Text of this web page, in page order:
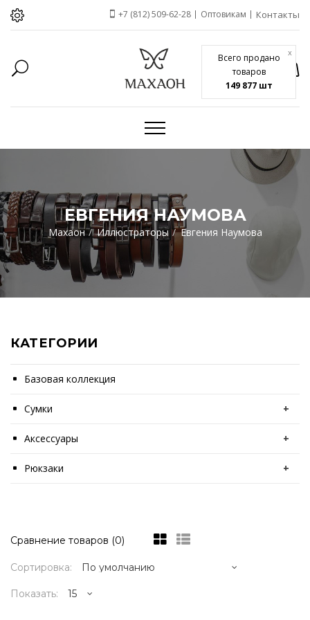
Всего продано
товаров
149 877 шт
x
+7 (812) 509-62-28 Оптовикам Контакты
ЕВГЕНИЯ НАУМОВА
Махаон Иллюстраторы Евгения Наумова
КАТЕГОРИИ
Базовая коллекция
Сумки +
Аксессуары +
Рюкзаки +
Сравнение товаров (0)
Сортировка:
Показать: